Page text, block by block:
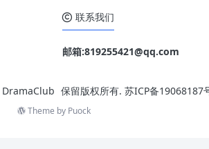
联系我们
邮箱:819255421@qq.com
DramaClub 保留版权所有. 苏ICP备19068187
Theme by Puock